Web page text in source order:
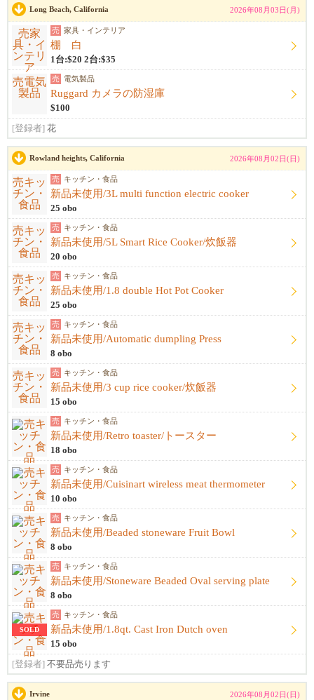
Long Beach, California 2026年08月03日(月)
売 家具・インテリア
棚 白
1台:$20 2台:$35
売 電気製品
Ruggard カメラの防湿庫
$100
[登録者] 花
Rowland heights, California 2026年08月02日(日)
売 キッチン・食品
新品未使用/3L multi function electric cooker
25 obo
売 キッチン・食品
新品未使用/5L Smart Rice Cooker/炊飯器
20 obo
売 キッチン・食品
新品未使用/1.8 double Hot Pot Cooker
25 obo
売 キッチン・食品
新品未使用/Automatic dumpling Press
8 obo
売 キッチン・食品
新品未使用/3 cup rice cooker/炊飯器
15 obo
売 キッチン・食品
新品未使用/Retro toaster/トースター
18 obo
売 キッチン・食品
新品未使用/Cuisinart wireless meat thermometer
10 obo
売 キッチン・食品
新品未使用/Beaded stoneware Fruit Bowl
8 obo
売 キッチン・食品
新品未使用/Stoneware Beaded Oval serving plate
8 obo
SOLD
売 キッチン・食品
新品未使用/1.8qt. Cast Iron Dutch oven
15 obo
[登録者] 不要品売ります
Irvine 2026年08月02日(日)